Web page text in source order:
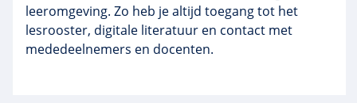
leeromgeving. Zo heb je altijd toegang tot het
lesrooster, digitale literatuur en contact met
mededeelnemers en docenten.